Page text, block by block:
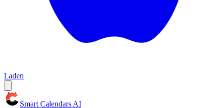
Laden
Smart Calendars AI